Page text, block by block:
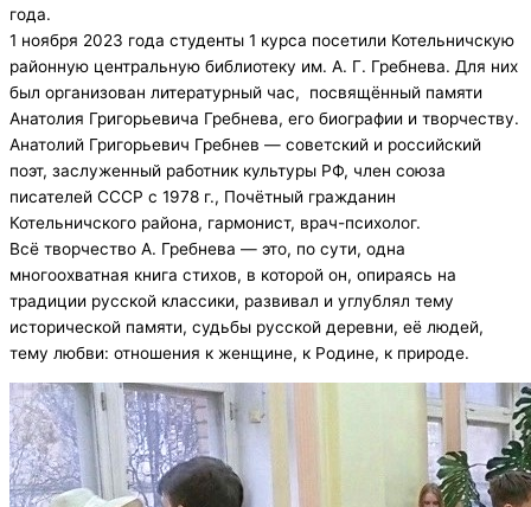
года.
1 ноября 2023 года студенты 1 курса посетили Котельничскую
районную центральную библиотеку им. А. Г. Гребнева. Для них
был организован литературный час, посвящённый памяти
Анатолия Григорьевича Гребнева, его биографии и творчеству.
Анатолий Григорьевич Гребнев — советский и российский
поэт, заслуженный работник культуры РФ, член союза
писателей СССР с 1978 г., Почётный гражданин
Котельничского района, гармонист, врач-психолог.
Всё творчество А. Гребнева — это, по сути, одна
многоохватная книга стихов, в которой он, опираясь на
традиции русской классики, развивал и углублял тему
исторической памяти, судьбы русской деревни, её людей,
тему любви: отношения к женщине, к Родине, к природе.